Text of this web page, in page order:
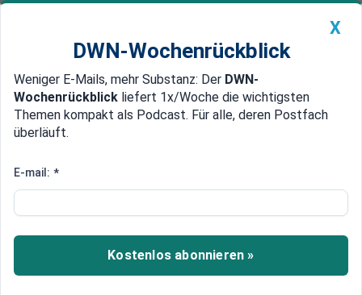
Newsticker MEIN DWN: Geldanlage Premium
Edelmetalle DWN-Magazin China
Abstimmung: Bundesrat stimmt
Schuldenbremse zu und
ermöglicht Finanzpaket
X
DWN-Wochenrückblick
Weniger E-Mails, mehr Substanz: Der DWN-
Wochenrückblick liefert 1x/Woche die wichtigsten
Themen kompakt als Podcast. Für alle, deren Postfach
überläuft.
E-mail: *
Kostenlos abonnieren »